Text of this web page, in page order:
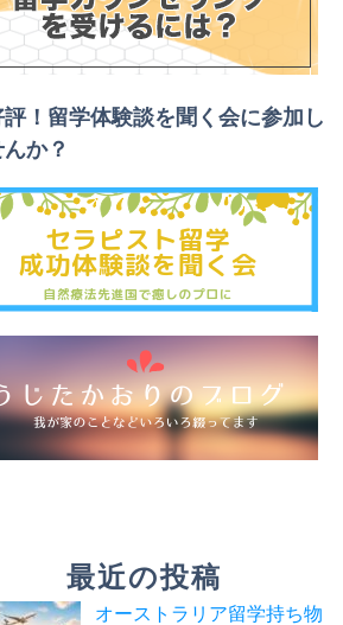
評！留学体験談を聞く会に参加し
か？
最近の投稿
オーストラリア留学持ち物